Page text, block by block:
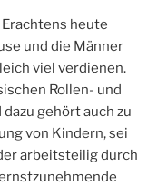
heute
und die Männer
viel verdienen.
Rollen- und
gehört auch zu
von Kindern, sei
arbeitsteilig durch